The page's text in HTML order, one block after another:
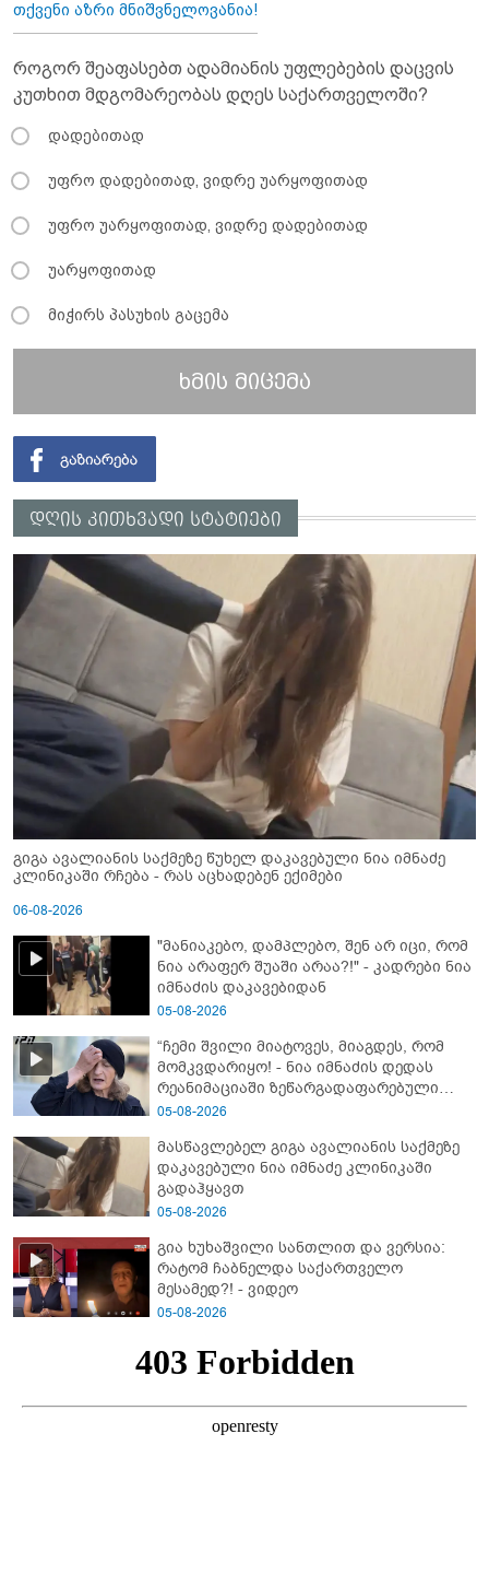
თქვენი აზრი მნიშვნელოვანია!
როგორ შეაფასებთ ადამიანის უფლებების დაცვის
კუთხით მდგომარეობას დღეს საქართველოში?
დადებითად
უფრო დადებითად, ვიდრე უარყოფითად
უფრო უარყოფითად, ვიდრე დადებითად
უარყოფითად
მიჭირს პასუხის გაცემა
ხმის მიცემა
დღის კითხვადი სტატიები
გიგა ავალიანის საქმეზე წუხელ დაკავებული ნია იმნაძე
კლინიკაში რჩება - რას აცხადებენ ექიმები
06-08-2026
"მანიაკებო, დამპლებო, შენ არ იცი, რომ
ნია არაფერ შუაში არაა?!" - კადრები ნია
იმნაძის დაკავებიდან
05-08-2026
“ჩემი შვილი მიატოვეს, მიაგდეს, რომ
მომკვდარიყო! - ნია იმნაძის დედას
რეანიმაციაში ზეწარგადაფარებული
შვილი არ უნახავს” - გიგა ავალიანის
05-08-2026
მასწავლებელ გიგა ავალიანის საქმეზე
დაკავებული ნია იმნაძე კლინიკაში
გადაჰყავთ
05-08-2026
გია ხუხაშვილი სანთლით და ვერსია:
რატომ ჩაბნელდა საქართველო
მესამედ?! - ვიდეო
05-08-2026